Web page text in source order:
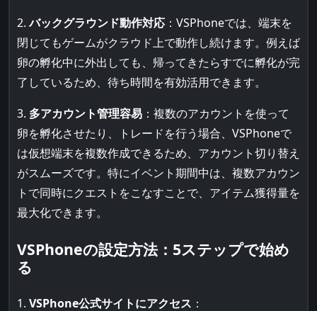
2.バックグラウンド動作対応 ：VSPhoneでは、端末を
閉じてもゲームがクラウド上で動作し続けます。例えば
卵の孵化中に外出しても、帰ってきたらすでに孵化が完
了しているため、待ち時間を有効活用できます。
3. 多アカウント管理容易 ：複数のアカウントを使って
卵を孵化させたり、トレードを行う場合、VSPhoneで
は仮想端末を複数作成できるため、アカウント切り替え
がスムーズです。特にイベント期間中は、複数アカウン
トで同時にクエストをこなすことで、アイテム獲得量を
最大化できます。
VSPhoneの設定方法：5ステップで始め
る
1. VSPhone公式サイトにアクセス ：